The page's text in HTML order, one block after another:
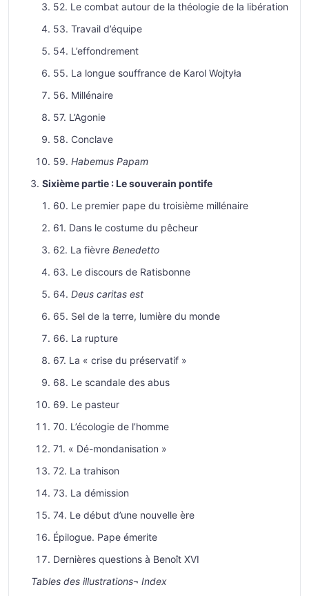
52. Le combat autour de la théologie de la libération
53. Travail d’équipe
54. L’effondrement
55. La longue souffrance de Karol Wojtyła
56. Millénaire
57. L’Agonie
58. Conclave
59. Habemus Papam
Sixième partie : Le souverain pontife
60. Le premier pape du troisième millénaire
61. Dans le costume du pêcheur
62. La fièvre Benedetto
63. Le discours de Ratisbonne
64. Deus caritas est
65. Sel de la terre, lumière du monde
66. La rupture
67. La « crise du préservatif »
68. Le scandale des abus
69. Le pasteur
70. L’écologie de l’homme
71. « Dé-mondanisation »
72. La trahison
73. La démission
74. Le début d’une nouvelle ère
Épilogue. Pape émerite
Dernières questions à Benoît XVI
Tables des illustrations¬ Index